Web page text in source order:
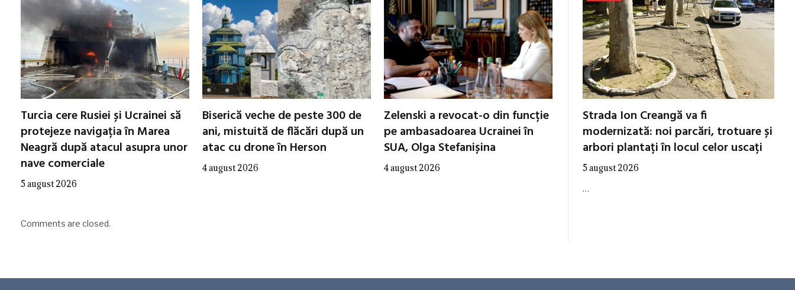
Turcia cere Rusiei și Ucrainei să
protejeze navigația în Marea
Neagră după atacul asupra unor
nave comerciale
5 august 2026
Biserică veche de peste 300 de
ani, mistuită de flăcări după un
atac cu drone în Herson
4 august 2026
Zelenski a revocat-o din funcție
pe ambasadoarea Ucrainei în
SUA, Olga Stefanișina
4 august 2026
Comments are closed.
Strada Ion Creangă va fi
modernizată: noi parcări, trotuare și
arbori plantați în locul celor uscați
5 august 2026
…